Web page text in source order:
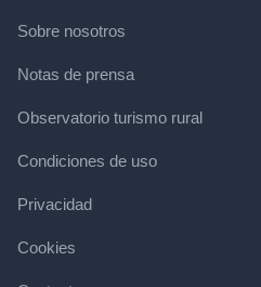
Sobre nosotros
Notas de prensa
Observatorio turismo rural
Condiciones de uso
Privacidad
Cookies